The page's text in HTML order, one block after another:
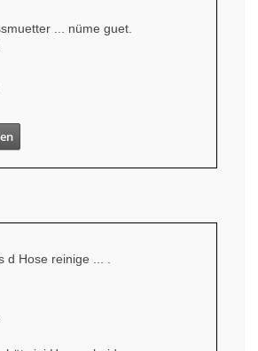
... nüme guet.
d Hose reinige ... .